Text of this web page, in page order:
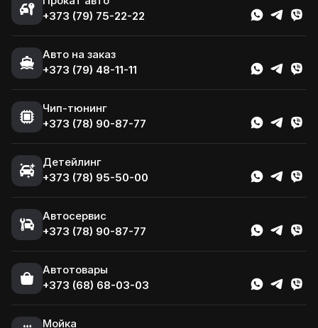
+373 (79) 75-22-22
Авто на заказ
+373 (79) 48-11-11
Чип-тюнинг
+373 (78) 90-87-77
Детейлинг
+373 (78) 95-50-00
Автосервис
+373 (78) 90-87-77
Автотовары
+373 (68) 68-03-03
Мойка